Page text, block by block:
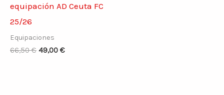
equipación AD Ceuta FC
25/26
Equipaciones
66,50€ 49,00 €